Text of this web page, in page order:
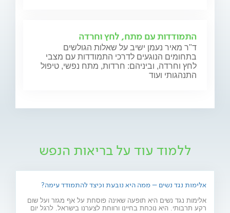
התמודדות עם מתח, לחץ וחרדה
ד"ר מאיר נעמן ישיב על שאלות הגולשים
בתחומים הנוגעים לדרכי התמודדות עם מצבי
לחץ וחרדה, וביניהם: חרדות, מתח נפשי, טיפול
התנהגותי ועוד
ללמוד עוד על בריאות הנפש
אלימות נגד נשים – ממה היא נובעת וכיצד להתמודד עימה?
אלימות נגד נשים היא תופעה שאינה פוסחת על אף מגזר ועל שום
רקע תרבותי. היא נוכחת בחיינו ורווחת לצערנו בישראל. לרגל יום